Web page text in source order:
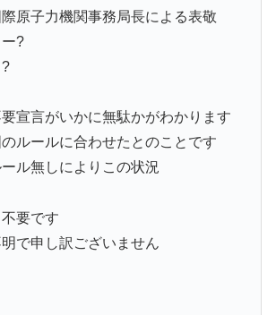
原子力機関事務局長による表敬
?
宣言がいかに無駄かがわかります
ルールに合わせたとのことです
ル無しによりこの状況
要です
で申し訳ございません